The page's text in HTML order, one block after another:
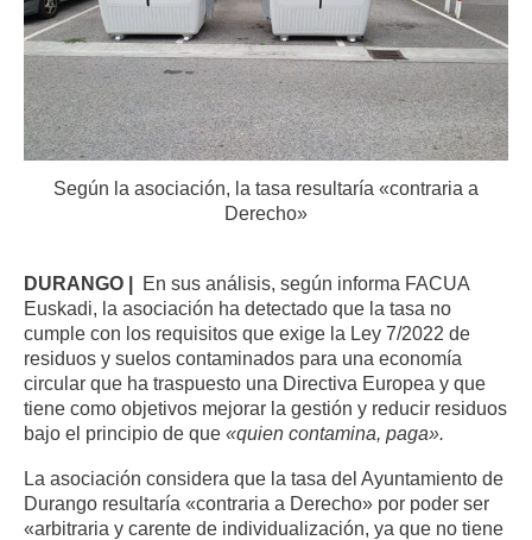
Según la asociación, la tasa resultaría «contraria a
Derecho»
DURANGO |
En sus análisis, según informa FACUA
Euskadi, la asociación ha detectado que la tasa no
cumple con los requisitos que exige la Ley 7/2022 de
residuos y suelos contaminados para una economía
circular que ha traspuesto una Directiva Europea y que
tiene como objetivos mejorar la gestión y reducir residuos
bajo el principio de que «quien contamina, paga».
La asociación considera que la tasa del Ayuntamiento de
Durango resultaría «contraria a Derecho» por poder ser
«arbitraria y carente de individualización, ya que no tiene